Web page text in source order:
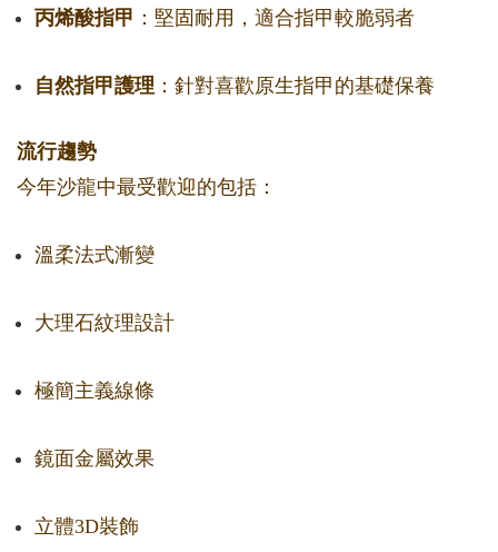
丙烯酸指甲 ：堅固耐用，適合指甲較脆弱者
自然指甲護理 ：針對喜歡原生指甲的基礎保養
流行趨勢
今年沙龍中最受歡迎的包括：
溫柔法式漸變
大理石紋理設計
極簡主義線條
鏡面金屬效果
立體3D裝飾